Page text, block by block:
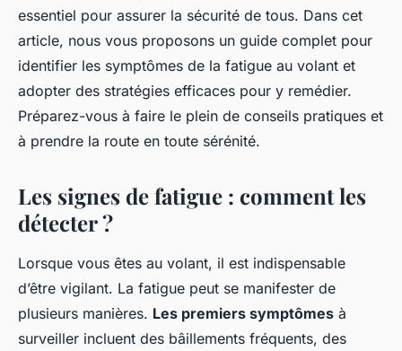
essentiel pour assurer la sécurité de tous. Dans cet
article, nous vous proposons un guide complet pour
identifier les symptômes de la fatigue au volant et
adopter des stratégies efficaces pour y remédier.
Préparez-vous à faire le plein de conseils pratiques et
à prendre la route en toute sérénité.
Les signes de fatigue : comment les
détecter ?
Lorsque vous êtes au volant, il est indispensable
d’être vigilant. La fatigue peut se manifester de
plusieurs manières. Les premiers symptômes à
surveiller incluent des bâillements fréquents, des